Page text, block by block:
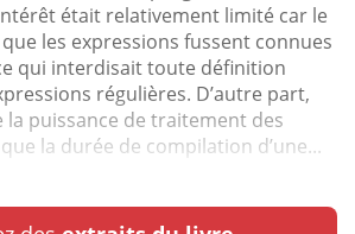
était relativement limité car le
les expressions fussent connues
qui interdisait toute définition
régulières. D’autre part,
la puissance de traitement des
la durée de compilation d’une...